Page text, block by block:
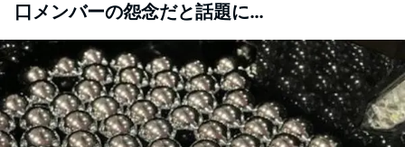
口メンバーの怨念だと話題に…